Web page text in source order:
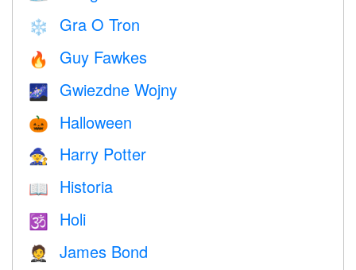
❄️ Gra O Tron
🔥 Guy Fawkes
🌌 Gwiezdne Wojny
🎃 Halloween
🧙 Harry Potter
📖 Historia
🕉 Holi
🤵 James Bond